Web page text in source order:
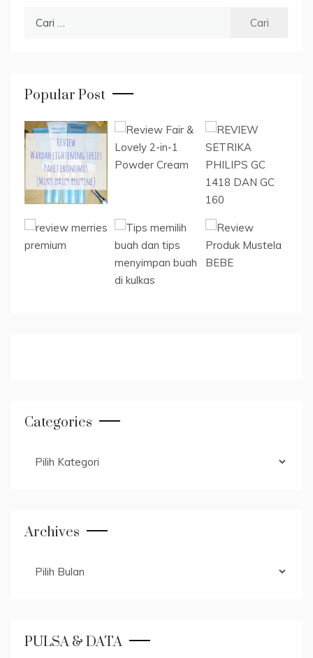
Popular Post
Categories
Archives
PULSA & DATA